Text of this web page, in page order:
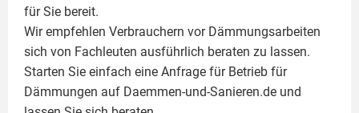
für Sie bereit.
Wir empfehlen Verbrauchern vor Dämmungsarbeiten
sich von Fachleuten ausführlich beraten zu lassen.
Starten Sie einfach eine Anfrage für Betrieb für
Dämmungen auf Daemmen-und-Sanieren.de und